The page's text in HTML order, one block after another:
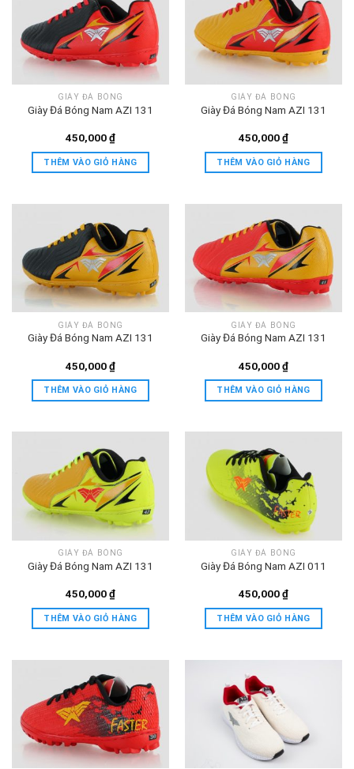
GIÀY ĐÁ BÓNG
Giày Đá Bóng Nam AZI 131
450,000₫
THÊM VÀO GIỎ HÀNG
GIÀY ĐÁ BÓNG
Giày Đá Bóng Nam AZI 131
450,000₫
THÊM VÀO GIỎ HÀNG
GIÀY ĐÁ BÓNG
Giày Đá Bóng Nam AZI 131
450,000₫
THÊM VÀO GIỎ HÀNG
GIÀY ĐÁ BÓNG
Giày Đá Bóng Nam AZI 131
450,000₫
THÊM VÀO GIỎ HÀNG
GIÀY ĐÁ BÓNG
Giày Đá Bóng Nam AZI 131
450,000₫
THÊM VÀO GIỎ HÀNG
GIÀY ĐÁ BÓNG
Giày Đá Bóng Nam AZI 011
450,000₫
THÊM VÀO GIỎ HÀNG